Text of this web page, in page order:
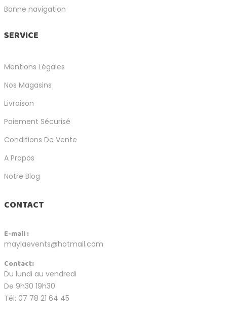
Bonne navigation
SERVICE
Mentions Légales
Nos Magasins
Livraison
Paiement Sécurisé
Conditions De Vente
A Propos
Notre Blog
CONTACT
E-mail :
maylaevents@hotmail.com
Contact:
Du lundi au vendredi
De 9h30 19h30
Tél: 07 78 21 64 45